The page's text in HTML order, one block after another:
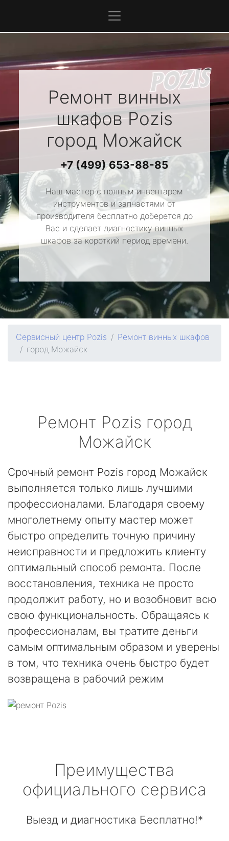
Ремонт винных
шкафовPozis
город Можайск
+7 (499) 653-88-85
Наш мастер с полным инвентарем
инструментов и запчастями от
производителя бесплатно доберется до
Вас и сделает диагностику винных
шкафов за короткий период времени.
Сервисный центр Pozis
Ремонт винных шкафов
город Можайск
Ремонт Pozis город
Можайск
Срочный ремонт Pozis город Можайск
выполняется только лишь лучшими
профессионалами. Благодаря своему
многолетнему опыту мастер может
быстро определить точную причину
неисправности и предложить клиенту
оптимальный способ ремонта. После
восстановления, техника не просто
продолжит работу, но и возобновит всю
свою функциональность. Обращаясь к
профессионалам, вы тратите деньги
самым оптимальным образом и уверены
в том, что техника очень быстро будет
возвращена в рабочий режим
Преимущества
официального сервиса
Выезд и диагностика Бесплатно!*